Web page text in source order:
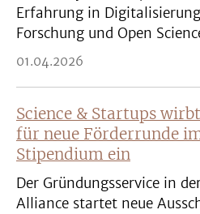
Erfahrung in
Forschung und Open
01.04.2026
Science & Startups
für neue Förderrunde
Stipendium ein
Der Gründungsservice in
Alliance startet neue